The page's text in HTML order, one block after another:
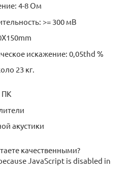
4-8 Ом
>= 300 мВ
искажение: 0,05thd %
23 кг.
ПК
акустики
качественными?
JavaScript is disabled in